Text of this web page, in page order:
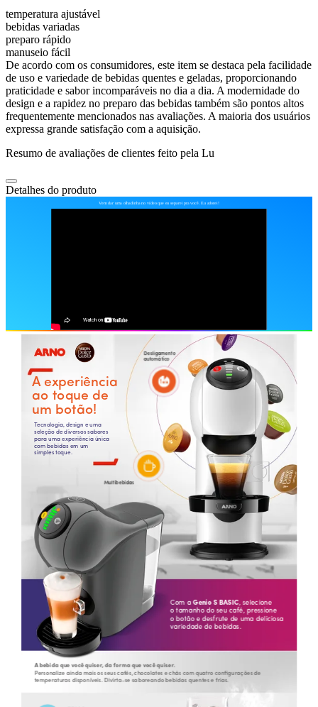
temperatura ajustável
bebidas variadas
preparo rápido
manuseio fácil
De acordo com os consumidores, este item se destaca pela facilidade
de uso e variedade de bebidas quentes e geladas, proporcionando
praticidade e sabor incomparáveis no dia a dia. A modernidade do
design e a rapidez no preparo das bebidas também são pontos altos
frequentemente mencionados nas avaliações. A maioria dos usuários
expressa grande satisfação com a aquisição.
Resumo de avaliações de clientes feito pela Lu
Detalhes do produto